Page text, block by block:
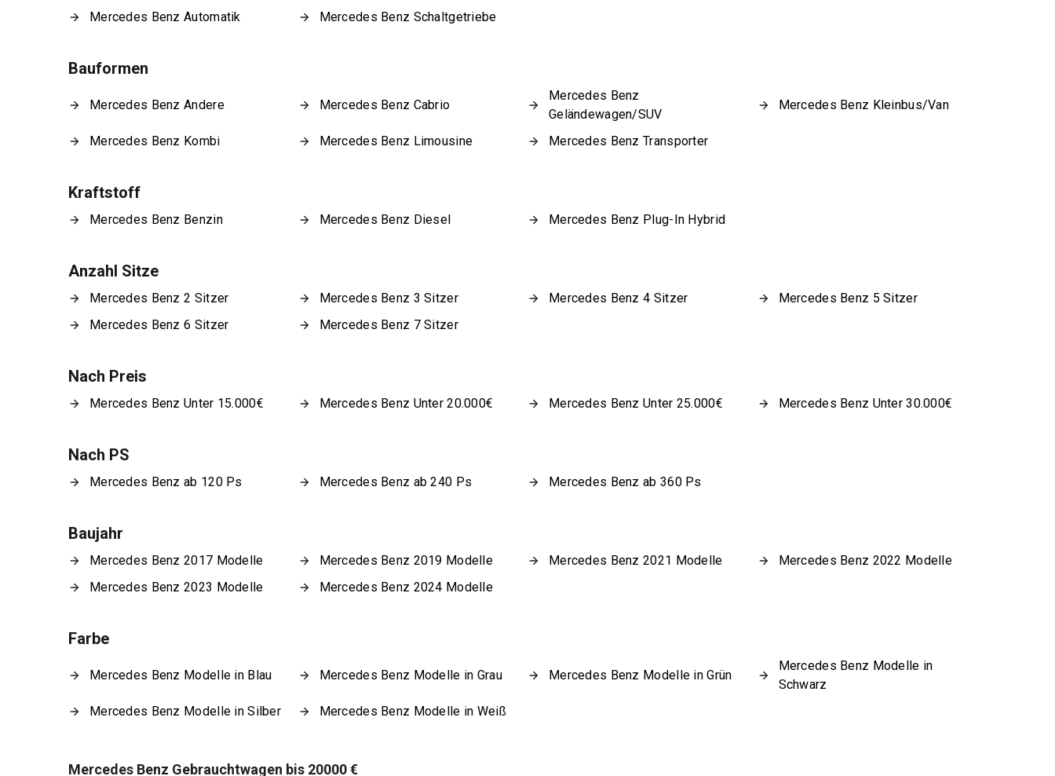
Mercedes Benz Automatik Mercedes Benz Schaltgetriebe
Bauformen
Mercedes Benz Andere Mercedes Benz Cabrio
Mercedes Benz
Geländewagen/SUV
Mercedes Benz Kleinbus/Van
Mercedes Benz Kombi Mercedes Benz Limousine Mercedes Benz Transporter
Kraftstoff
Mercedes Benz Benzin Mercedes Benz Diesel Mercedes Benz Plug-In Hybrid
Anzahl Sitze
Mercedes Benz 2 Sitzer Mercedes Benz 3 Sitzer Mercedes Benz 4 Sitzer
Mercedes Benz 5 Sitzer
Mercedes Benz 6 Sitzer
Mercedes Benz 7 Sitzer
Nach Preis
Mercedes Benz Unter 15.000€ Mercedes Benz Unter 20.000€ Mercedes Benz Unter 25.000€ Mercedes Benz Unter 30.000€
Nach PS
Mercedes Benz ab 120 Ps Mercedes Benz ab 240 Ps Mercedes Benz ab 360 Ps
Baujahr
Mercedes Benz 2017 Modelle Mercedes Benz 2019 Modelle Mercedes Benz 2021 Modelle
Mercedes Benz 2022 Modelle
Mercedes Benz 2023 Modelle
Mercedes Benz 2024 Modelle
Farbe
Mercedes Benz Modelle in Blau Mercedes Benz Modelle in Grau Mercedes Benz Modelle in Grün
Mercedes Benz Modelle in
Schwarz
Mercedes Benz Modelle in Silber
Mercedes Benz Modelle in Weiß
Mercedes Benz Gebrauchtwagen bis 20000 €